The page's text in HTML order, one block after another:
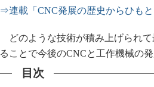
⇒連載「CNC発展の歴史からひも
どのような技術が積み上げられ
ることで今後のCNCと工作機械の
目次